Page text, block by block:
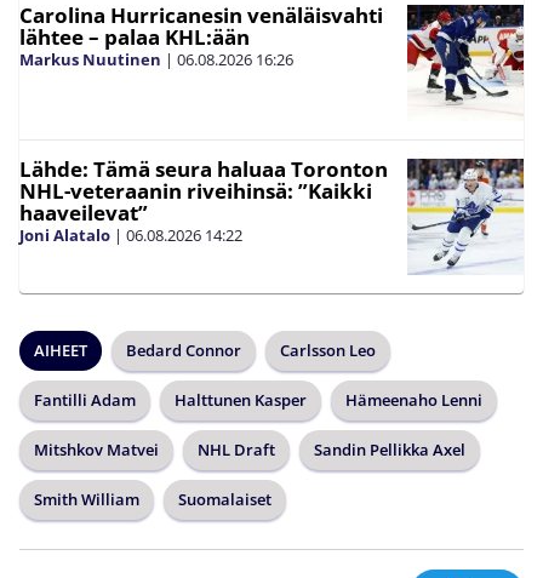
Carolina Hurricanesin venäläisvahti
lähtee – palaa KHL:ään
Markus Nuutinen | 06.08.2026 16:26
Lähde: Tämä seura haluaa Toronton
NHL-veteraanin riveihinsä: ”Kaikki
haaveilevat”
Joni Alatalo | 06.08.2026 14:22
AIHEET Bedard Connor Carlsson Leo
Fantilli Adam Halttunen Kasper Hämeenaho Lenni
Mitshkov Matvei NHL Draft Sandin Pellikka Axel
Smith William Suomalaiset